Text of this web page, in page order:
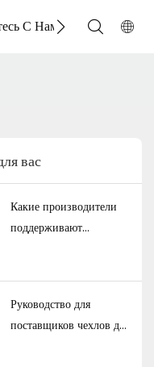
С Нами
вас
Какие производители
поддерживают
на заказ для японского
рынка?
Руководство для
поставщиков чехлов для